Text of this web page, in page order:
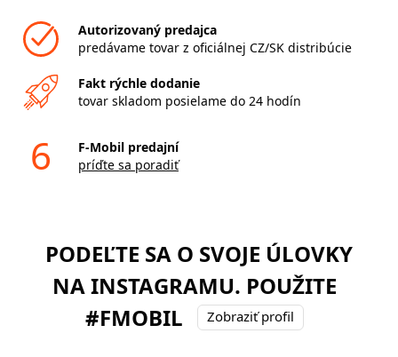
Autorizovaný predajca
predávame tovar z oficiálnej CZ/SK distribúcie
Fakt rýchle dodanie
tovar skladom posielame do 24 hodín
6
F-Mobil predajní
príďte sa poradiť
PODEĽTE SA O SVOJE ÚLOVKY
NA INSTAGRAMU. POUŽITE
#FMOBIL
Zobraziť profil